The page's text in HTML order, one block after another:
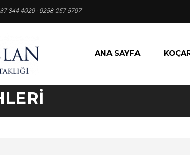
344 4020 - 0258 257 5707
ANA SAYFA